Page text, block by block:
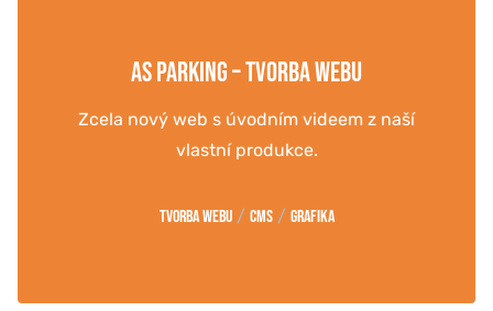
AS PARKING – TVORBA WEBU
Zcela nový web s úvodním videem z naší
vlastní produkce.
Tvorba webu / CMS / Grafika